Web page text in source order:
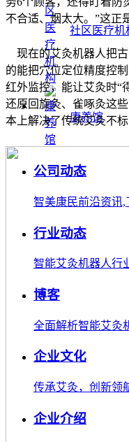
社区医疗机
康养馆
公司动态
智美康民前沿资讯
行业动态
智能艾灸机器人行
博客
全面解析智能艾灸
企业文化
传承艾灸，创新领
企业介绍
不合适、烟太大。”这正
现在的艾灸机器人把
的能把穴位定位精度控
红外监控，能让艾灸时“
还原回旋灸、雀啄灸这
本上解决了传统艾灸不标